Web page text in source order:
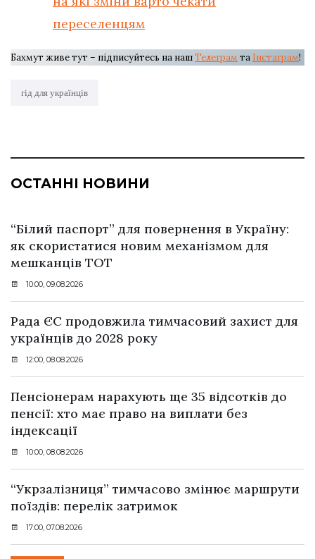
переселенцям
Бахмут живе тут – підписуйтесь на нашТелеграм та Інстаграм!
гід для українців
ОСТАННІ НОВИНИ
“Білий паспорт” для повернення в Україну:
як скористатися новим механізмом для
мешканців ТОТ
10:00, 09.08.2026
Рада ЄС продовжила тимчасовий захист для
українців до 2028 року
12:00, 08.08.2026
Пенсіонерам нарахують ще 35 відсотків до
пенсії: хто має право на виплати без
індексації
10:00, 08.08.2026
“Укрзалізниця” тимчасово змінює маршрути
поїздів: перелік затримок
17:00, 07.08.2026